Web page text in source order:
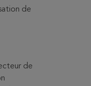
de
de